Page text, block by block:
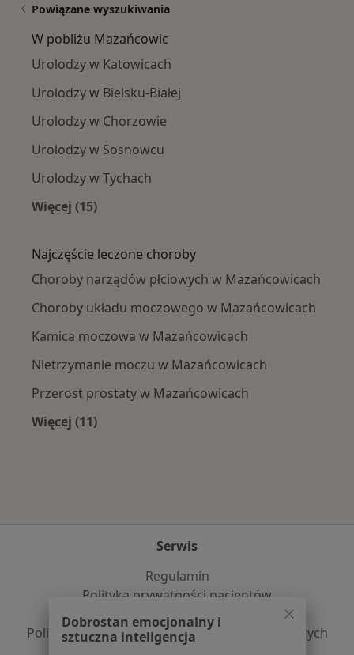
Powiązane wyszukiwania
W pobliżu Mazańcowic
Urolodzy w Katowicach
Urolodzy w Bielsku-Białej
Urolodzy w Chorzowie
Urolodzy w Sosnowcu
Urolodzy w Tychach
Więcej (15)
Najczęście leczone choroby
Choroby narządów płciowych w Mazańcowicach
Choroby układu moczowego w Mazańcowicach
Kamica moczowa w Mazańcowicach
Nietrzymanie moczu w Mazańcowicach
Przerost prostaty w Mazańcowicach
Więcej (11)
Serwis
Regulamin
Polityka prywatności pacjentów
Polityka prywatności profesjonalistów
Polityka prywatności dla profesjonalistów, których
Dobrostan emocjonalny i
sztuczna inteligencja